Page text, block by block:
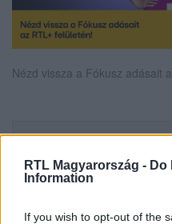
RTL Magyarország - Do
Information
If you wish to opt-out of the
Nézd vissza a Fókusz adásait
legyen a Google-